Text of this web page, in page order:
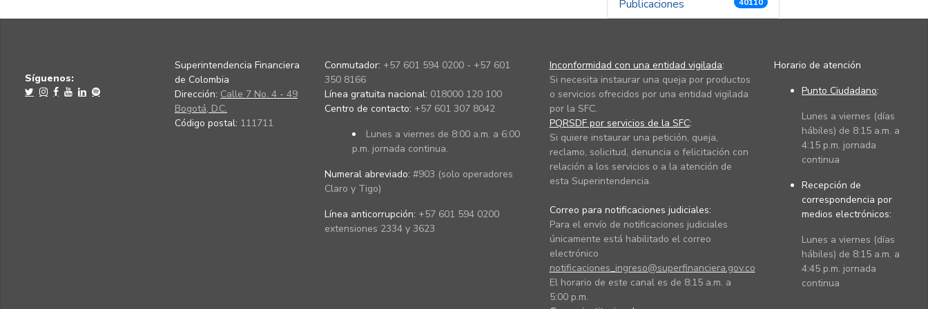
Publicaciones 40110
Síguenos:
Superintendencia Financiera
de Colombia
Dirección: Calle 7 No. 4 - 49
Bogotá, D.C.
Código postal: 111711
Conmutador: +57 601 594 0200 - +57 601
350 8166
Línea gratuita nacional: 018000 120 100
Centro de contacto: +57 601 307 8042
Lunes a viernes de 8:00 a.m. a 6:00
p.m. jornada continua.
Numeral abreviado: #903 (solo operadores
Claro y Tigo)
Línea anticorrupción: +57 601 594 0200
extensiones 2334 y 3623
Inconformidad con una entidad vigilada:
Si necesita instaurar una queja por productos
o servicios ofrecidos por una entidad vigilada
por la SFC.
PQRSDF por servicios de la SFC:
Si quiere instaurar una petición, queja,
reclamo, solicitud, denuncia o felicitación con
relación a los servicios o a la atención de
esta Superintendencia.
Correo para notificaciones judiciales:
Para el envío de notificaciones judiciales
únicamente está habilitado el correo
electrónico
notificaciones_ingreso@superfinanciera.gov.co
El horario de este canal es de 8:15 a.m. a
5:00 p.m.
Horario de atención
Punto Ciudadano:
Lunes a viernes (días
hábiles) de 8:15 a.m. a
4:15 p.m. jornada
continua
Recepción de
correspondencia por
medios electrónicos:
Lunes a viernes (días
hábiles) de 8:15 a.m. a
4:45 p.m. jornada
continua